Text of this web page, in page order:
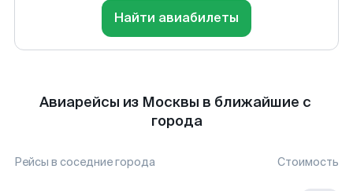
Найти авиабилеты
Авиарейсы из Москвы в ближайшие с
города
Рейсы в соседние города Стоимость